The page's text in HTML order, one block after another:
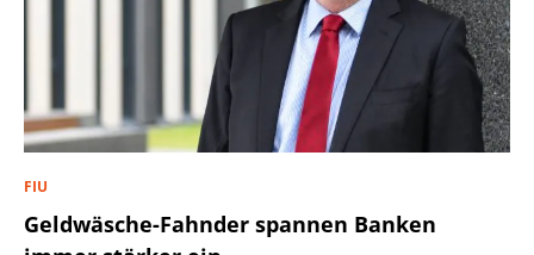
FIU
Geldwäsche-Fahnder spannen Banken